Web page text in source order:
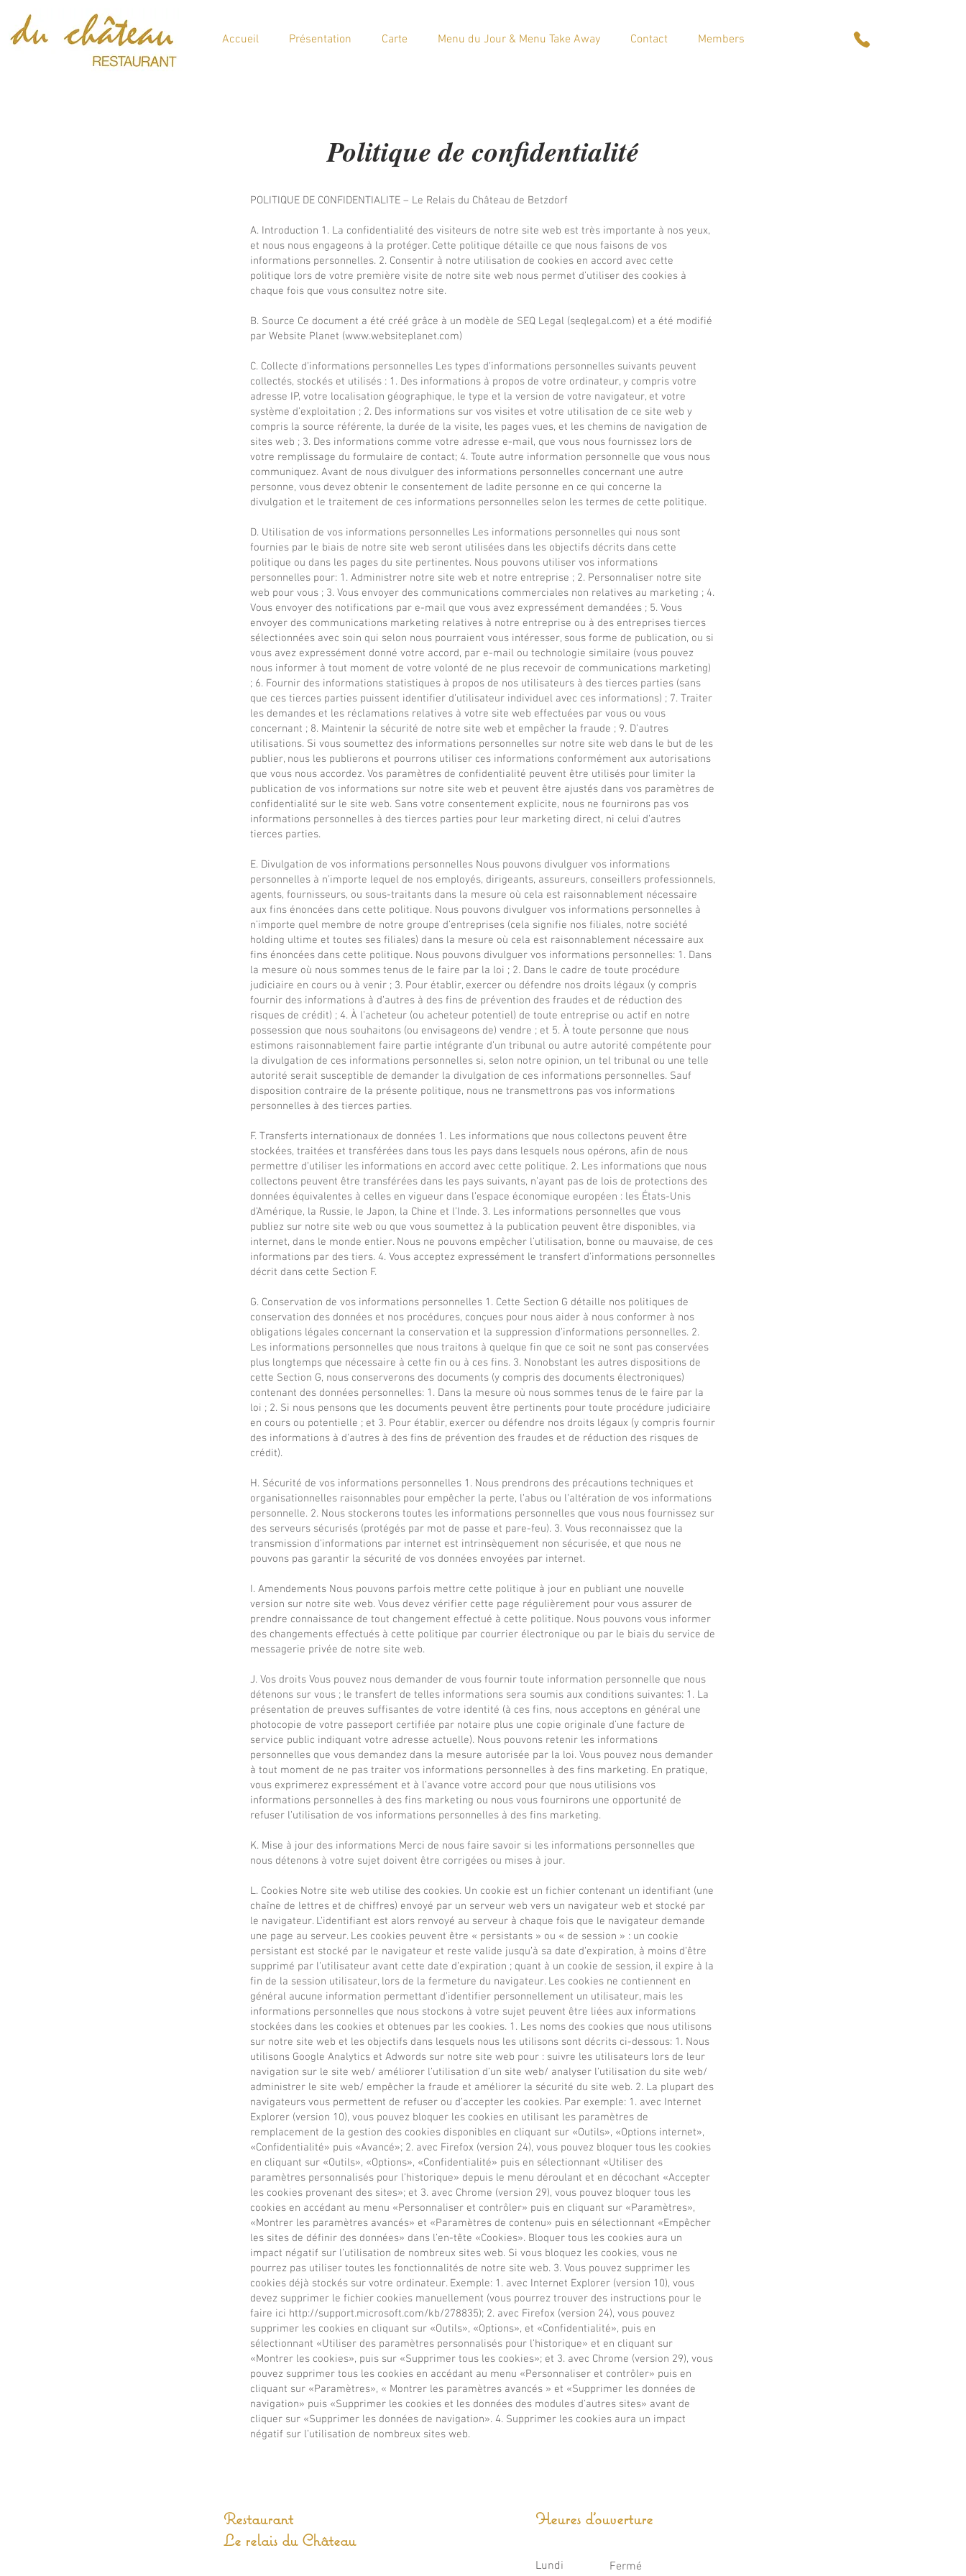
Accueil Présentation Carte Menu du Jour & Menu Take Away Contact Members
Politique de confidentialité
POLITIQUE DE CONFIDENTIALITE – Le Relais du Château de Betzdorf
A. Introduction 1. La confidentialité des visiteurs de notre site web est très importante à nos yeux,
et nous nous engageons à la protéger. Cette politique détaille ce que nous faisons de vos
informations personnelles. 2. Consentir à notre utilisation de cookies en accord avec cette
politique lors de votre première visite de notre site web nous permet d’utiliser des cookies à
chaque fois que vous consultez notre site.
B. Source Ce document a été créé grâce à un modèle de SEQ Legal (seqlegal.com) et a été modifié
par Website Planet (www.websiteplanet.com)
C. Collecte d’informations personnelles Les types d’informations personnelles suivants peuvent
collectés, stockés et utilisés : 1. Des informations à propos de votre ordinateur, y compris votre
adresse IP, votre localisation géographique, le type et la version de votre navigateur, et votre
système d’exploitation ; 2. Des informations sur vos visites et votre utilisation de ce site web y
compris la source référente, la durée de la visite, les pages vues, et les chemins de navigation de
sites web ; 3. Des informations comme votre adresse e-mail, que vous nous fournissez lors de
votre remplissage du formulaire de contact; 4. Toute autre information personnelle que vous nous
communiquez. Avant de nous divulguer des informations personnelles concernant une autre
personne, vous devez obtenir le consentement de ladite personne en ce qui concerne la
divulgation et le traitement de ces informations personnelles selon les termes de cette politique.
D. Utilisation de vos informations personnelles Les informations personnelles qui nous sont
fournies par le biais de notre site web seront utilisées dans les objectifs décrits dans cette
politique ou dans les pages du site pertinentes. Nous pouvons utiliser vos informations
personnelles pour: 1. Administrer notre site web et notre entreprise ; 2. Personnaliser notre site
web pour vous ; 3. Vous envoyer des communications commerciales non relatives au marketing ; 4.
Vous envoyer des notifications par e-mail que vous avez expressément demandées ; 5. Vous
envoyer des communications marketing relatives à notre entreprise ou à des entreprises tierces
sélectionnées avec soin qui selon nous pourraient vous intéresser, sous forme de publication, ou si
vous avez expressément donné votre accord, par e-mail ou technologie similaire (vous pouvez
nous informer à tout moment de votre volonté de ne plus recevoir de communications marketing)
; 6. Fournir des informations statistiques à propos de nos utilisateurs à des tierces parties (sans
que ces tierces parties puissent identifier d’utilisateur individuel avec ces informations) ; 7. Traiter
les demandes et les réclamations relatives à votre site web effectuées par vous ou vous
concernant ; 8. Maintenir la sécurité de notre site web et empêcher la fraude ; 9. D’autres
utilisations. Si vous soumettez des informations personnelles sur notre site web dans le but de les
publier, nous les publierons et pourrons utiliser ces informations conformément aux autorisations
que vous nous accordez. Vos paramètres de confidentialité peuvent être utilisés pour limiter la
publication de vos informations sur notre site web et peuvent être ajustés dans vos paramètres de
confidentialité sur le site web. Sans votre consentement explicite, nous ne fournirons pas vos
informations personnelles à des tierces parties pour leur marketing direct, ni celui d’autres
tierces parties.
E. Divulgation de vos informations personnelles Nous pouvons divulguer vos informations
personnelles à n’importe lequel de nos employés, dirigeants, assureurs, conseillers professionnels,
agents, fournisseurs, ou sous-traitants dans la mesure où cela est raisonnablement nécessaire
aux fins énoncées dans cette politique. Nous pouvons divulguer vos informations personnelles à
n’importe quel membre de notre groupe d’entreprises (cela signifie nos filiales, notre société
holding ultime et toutes ses filiales) dans la mesure où cela est raisonnablement nécessaire aux
fins énoncées dans cette politique. Nous pouvons divulguer vos informations personnelles: 1. Dans
la mesure où nous sommes tenus de le faire par la loi ; 2. Dans le cadre de toute procédure
judiciaire en cours ou à venir ; 3. Pour établir, exercer ou défendre nos droits légaux (y compris
fournir des informations à d’autres à des fins de prévention des fraudes et de réduction des
risques de crédit) ; 4. À l’acheteur (ou acheteur potentiel) de toute entreprise ou actif en notre
possession que nous souhaitons (ou envisageons de) vendre ; et 5. À toute personne que nous
estimons raisonnablement faire partie intégrante d’un tribunal ou autre autorité compétente pour
la divulgation de ces informations personnelles si, selon notre opinion, un tel tribunal ou une telle
autorité serait susceptible de demander la divulgation de ces informations personnelles. Sauf
disposition contraire de la présente politique, nous ne transmettrons pas vos informations
personnelles à des tierces parties.
F. Transferts internationaux de données 1. Les informations que nous collectons peuvent être
stockées, traitées et transférées dans tous les pays dans lesquels nous opérons, afin de nous
permettre d’utiliser les informations en accord avec cette politique. 2. Les informations que nous
collectons peuvent être transférées dans les pays suivants, n’ayant pas de lois de protections des
données équivalentes à celles en vigueur dans l’espace économique européen : les États-Unis
d’Amérique, la Russie, le Japon, la Chine et l’Inde. 3. Les informations personnelles que vous
publiez sur notre site web ou que vous soumettez à la publication peuvent être disponibles, via
internet, dans le monde entier. Nous ne pouvons empêcher l’utilisation, bonne ou mauvaise, de ces
informations par des tiers. 4. Vous acceptez expressément le transfert d’informations personnelles
décrit dans cette Section F.
G. Conservation de vos informations personnelles 1. Cette Section G détaille nos politiques de
conservation des données et nos procédures, conçues pour nous aider à nous conformer à nos
obligations légales concernant la conservation et la suppression d’informations personnelles. 2.
Les informations personnelles que nous traitons à quelque fin que ce soit ne sont pas conservées
plus longtemps que nécessaire à cette fin ou à ces fins. 3. Nonobstant les autres dispositions de
cette Section G, nous conserverons des documents (y compris des documents électroniques)
contenant des données personnelles: 1. Dans la mesure où nous sommes tenus de le faire par la
loi ; 2. Si nous pensons que les documents peuvent être pertinents pour toute procédure judiciaire
en cours ou potentielle ; et 3. Pour établir, exercer ou défendre nos droits légaux (y compris fournir
des informations à d’autres à des fins de prévention des fraudes et de réduction des risques de
crédit).
H. Sécurité de vos informations personnelles 1. Nous prendrons des précautions techniques et
organisationnelles raisonnables pour empêcher la perte, l’abus ou l’altération de vos informations
personnelle. 2. Nous stockerons toutes les informations personnelles que vous nous fournissez sur
des serveurs sécurisés (protégés par mot de passe et pare-feu). 3. Vous reconnaissez que la
transmission d’informations par internet est intrinsèquement non sécurisée, et que nous ne
pouvons pas garantir la sécurité de vos données envoyées par internet.
I. Amendements Nous pouvons parfois mettre cette politique à jour en publiant une nouvelle
version sur notre site web. Vous devez vérifier cette page régulièrement pour vous assurer de
prendre connaissance de tout changement effectué à cette politique. Nous pouvons vous informer
des changements effectués à cette politique par courrier électronique ou par le biais du service de
messagerie privée de notre site web.
J. Vos droits Vous pouvez nous demander de vous fournir toute information personnelle que nous
détenons sur vous ; le transfert de telles informations sera soumis aux conditions suivantes: 1. La
présentation de preuves suffisantes de votre identité (à ces fins, nous acceptons en général une
photocopie de votre passeport certifiée par notaire plus une copie originale d’une facture de
service public indiquant votre adresse actuelle). Nous pouvons retenir les informations
personnelles que vous demandez dans la mesure autorisée par la loi. Vous pouvez nous demander
à tout moment de ne pas traiter vos informations personnelles à des fins marketing. En pratique,
vous exprimerez expressément et à l’avance votre accord pour que nous utilisions vos
informations personnelles à des fins marketing ou nous vous fournirons une opportunité de
refuser l’utilisation de vos informations personnelles à des fins marketing.
K. Mise à jour des informations Merci de nous faire savoir si les informations personnelles que
nous détenons à votre sujet doivent être corrigées ou mises à jour.
L. Cookies Notre site web utilise des cookies. Un cookie est un fichier contenant un identifiant (une
chaîne de lettres et de chiffres) envoyé par un serveur web vers un navigateur web et stocké par
le navigateur. L’identifiant est alors renvoyé au serveur à chaque fois que le navigateur demande
une page au serveur. Les cookies peuvent être « persistants » ou « de session » : un cookie
persistant est stocké par le navigateur et reste valide jusqu’à sa date d’expiration, à moins d’être
supprimé par l’utilisateur avant cette date d’expiration ; quant à un cookie de session, il expire à la
fin de la session utilisateur, lors de la fermeture du navigateur. Les cookies ne contiennent en
général aucune information permettant d’identifier personnellement un utilisateur, mais les
informations personnelles que nous stockons à votre sujet peuvent être liées aux informations
stockées dans les cookies et obtenues par les cookies. 1. Les noms des cookies que nous utilisons
sur notre site web et les objectifs dans lesquels nous les utilisons sont décrits ci-dessous: 1. Nous
utilisons Google Analytics et Adwords sur notre site web pour : suivre les utilisateurs lors de leur
navigation sur le site web/ améliorer l’utilisation d’un site web/ analyser l’utilisation du site web/
administrer le site web/ empêcher la fraude et améliorer la sécurité du site web. 2. La plupart des
navigateurs vous permettent de refuser ou d’accepter les cookies. Par exemple: 1. avec Internet
Explorer (version 10), vous pouvez bloquer les cookies en utilisant les paramètres de
remplacement de la gestion des cookies disponibles en cliquant sur «Outils», «Options internet»,
«Confidentialité» puis «Avancé»; 2. avec Firefox (version 24), vous pouvez bloquer tous les cookies
en cliquant sur «Outils», «Options», «Confidentialité» puis en sélectionnant «Utiliser des
paramètres personnalisés pour l’historique» depuis le menu déroulant et en décochant «Accepter
les cookies provenant des sites»; et 3. avec Chrome (version 29), vous pouvez bloquer tous les
cookies en accédant au menu «Personnaliser et contrôler» puis en cliquant sur «Paramètres»,
«Montrer les paramètres avancés» et «Paramètres de contenu» puis en sélectionnant «Empêcher
les sites de définir des données» dans l’en-tête «Cookies». Bloquer tous les cookies aura un
impact négatif sur l’utilisation de nombreux sites web. Si vous bloquez les cookies, vous ne
pourrez pas utiliser toutes les fonctionnalités de notre site web. 3. Vous pouvez supprimer les
cookies déjà stockés sur votre ordinateur. Exemple: 1. avec Internet Explorer (version 10), vous
devez supprimer le fichier cookies manuellement (vous pourrez trouver des instructions pour le
faire ici http://support.microsoft.com/kb/278835); 2. avec Firefox (version 24), vous pouvez
supprimer les cookies en cliquant sur «Outils», «Options», et «Confidentialité», puis en
sélectionnant «Utiliser des paramètres personnalisés pour l’historique» et en cliquant sur
«Montrer les cookies», puis sur «Supprimer tous les cookies»; et 3. avec Chrome (version 29), vous
pouvez supprimer tous les cookies en accédant au menu «Personnaliser et contrôler» puis en
cliquant sur «Paramètres», « Montrer les paramètres avancés » et «Supprimer les données de
navigation» puis «Supprimer les cookies et les données des modules d’autres sites» avant de
cliquer sur «Supprimer les données de navigation». 4. Supprimer les cookies aura un impact
négatif sur l’utilisation de nombreux sites web.
Restaurant
Le relais du Château
Heures d'ouverture
Lundi Fermé